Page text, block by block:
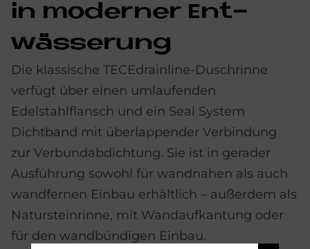
in mo­der­ner Ent­
wäs­se­rung
Die klassische TECEdrainline-Duschrinne
verfügt über einen umlaufenden
Edelstahlflansch und ein Seal System
Dichtband mit überlappender Verbindung
zur Verbundabdichtung. Sie ist in gerader
Ausführung sowohl für wandnahen als auch
wandfernen Einbau erhältlich – außerdem als
Natursteinrinne, mit Wandaufkantung oder
für den wandbündigen Einbau.